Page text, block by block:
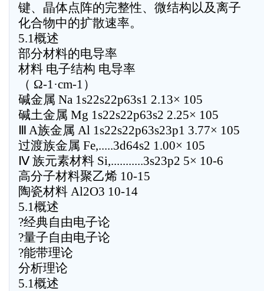
键、晶体点阵的完整性、微结构以及离子
化合物中的扩散速率。
5.1概述
部分材料的电导率
材料 电子结构 电导率
（ Ω-1·cm-1）
碱金属 Na 1s22s22p63s1 2.13× 105
碱土金属 Mg 1s22s22p63s2 2.25× 105
Ⅲ A族金属 Al 1s22s22p63s23p1 3.77× 105
过渡族金属 Fe,.....3d64s2 1.00× 105
Ⅳ 族元素材料 Si,...........3s23p2 5× 10-6
高分子材料聚乙烯 10-15
陶瓷材料 Al2O3 10-14
5.1概述
?经典自由电子论
?量子自由电子论
?能带理论
分析理论
5.1概述